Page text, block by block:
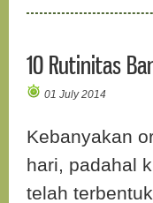
10 Rutinitas
01 July 2014
Kebanyakan
hari, padahal
telah